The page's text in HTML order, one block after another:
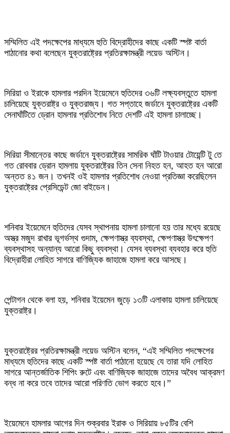
সম্মিলিত এই পদক্ষেপের মাধ্যমে হুতি বিদ্রোহীদের কাছে একটি স্পষ্ট বার্তা
পাঠানোর কথা বলেছেন যুক্তরাষ্ট্রের প্রতিরক্ষামন্ত্রী লয়েড অস্টিন।
সিরিয়া ও ইরাকে হামলার পরদিন ইয়েমেনে হুতিদের ৩৬টি লক্ষ্যবস্তুতে হামলা
চালিয়েছে যুক্তরাষ্ট্র ও যুক্তরাজ্য। গত সপ্তাহে জর্ডানে যুক্তরাষ্ট্রের একটি
সেনাঘাঁটিতে ড্রোন হামলার প্রতিশোধ নিতে দেশটি এই হামলা চালাচ্ছে।
সিরিয়া সীমান্তের কাছে জর্ডানে যুক্তরাষ্ট্রের সামরিক ঘাঁটি টাওয়ার টোয়েন্টি টু তে
গত রোববার ড্রোন হামলায় যুক্তরাষ্ট্রের তিন সেনা নিহত হন, আহত হন আরো
অন্তত ৪১ জন। তখনই ওই হামলার প্রতিশোধ নেওয়া প্রতিজ্ঞা করেছিলেন
যুক্তরাষ্ট্রের প্রেসিডেন্ট জো বাইডেন।
শনিবার ইয়েমেনে হুতিদের যেসব স্থাপনায় হামলা চালানো হয় তার মধ্যে রয়েছে
অস্ত্র মজুদ রাখার ভূগর্ভস্থ গুদাম, ক্ষেপণাস্ত্র ব্যবস্থা, ক্ষেপণাস্ত্র উৎক্ষেপণ
ব্যবস্থাসহ অন্যান্য আরো কিছু ব্যবস্থা। যেসব ব্যবস্থা ব্যবহার করে হুতি
বিদ্রোহীরা লোহিত সাগরে বাণিজ্যিক জাহাজে হামলা করে আসছে।
পেন্টাগন থেকে বলা হয়, শনিবার ইয়েমেন জুড়ে ১৩টি এলাকায় হামলা চালিয়েছে
যুক্তরাষ্ট্র।
যুক্তরাষ্ট্রের প্রতিরক্ষামন্ত্রী লয়েড অস্টিন বলেন, “এই সম্মিলিত পদক্ষেপের
মাধ্যমে হুতিদের কাছে একটি স্পষ্ট বার্তা পাঠানো হয়েছে যে তারা যদি লোহিত
সাগরে আন্তর্জাতিক শিপিং রুটে এবং বাণিজ্যিক জাহাজে তাদের অবৈধ আক্রমণ
বন্ধ না করে তবে তাদের আরো পরিণতি ভোগ করতে হবে।”
ইয়েমেনে হামলার আগের দিন শুক্রবার ইরাক ও সিরিয়ায় ৮৫টির বেশি